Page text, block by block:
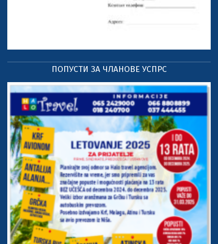
ПОПУСТИ ЗА ЧЛАНОВЕ УСПРС